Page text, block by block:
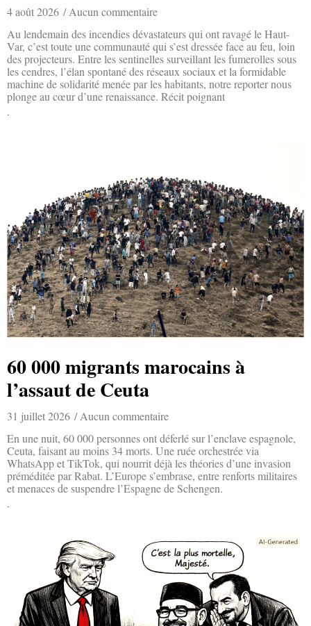
4 août 2026
Aucun commentaire
Au lendemain des incendies dévastateurs qui ont ravagé le Haut-
Var, c’est toute une communauté qui s’est dressée face au feu, loin
des projecteurs. Entre les sentinelles surveillant les fumerolles sous
les cendres, l’élan spontané des réseaux sociaux et la formidable
machine de solidarité menée par les habitants, notre reporter nous
plonge au cœur d’une renaissance. Récit poignant
60 000 migrants marocains à
l’assaut de Ceuta
31 juillet 2026
Aucun commentaire
En une nuit, 60 000 personnes ont déferlé sur l’enclave espagnole,
Ceuta, faisant au moins 34 morts. Une ruée orchestrée via
WhatsApp et TikTok, qui nourrit déjà les théories d’une invasion
préméditée par Rabat. L’Europe s’embrase, entre renforts militaires
et menaces de suspendre l’Espagne de Schengen.